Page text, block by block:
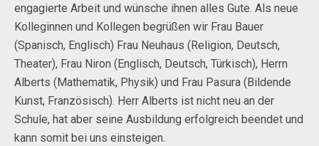
engagierte Arbeit und wünsche ihnen alles Gute. Als neue
Kolleginnen und Kollegen begrüßen wir Frau Bauer
(Spanisch, Englisch) Frau Neuhaus (Religion, Deutsch,
Theater), Frau Niron (Englisch, Deutsch, Türkisch), Herrn
Alberts (Mathematik, Physik) und Frau Pasura (Bildende
Kunst, Französisch). Herr Alberts ist nicht neu an der
Schule, hat aber seine Ausbildung erfolgreich beendet und
kann somit bei uns einsteigen.